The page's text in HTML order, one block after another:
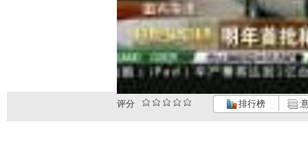
评分 排行榜